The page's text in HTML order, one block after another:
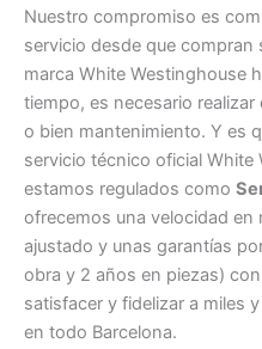
Nuestro compromiso es
servicio desde que
marca White Westinghouse
tiempo, es necesario
o bien mantenimiento. Y es
servicio técnico oficial White
estamos regulados como
ofrecemos una velocidad en
ajustado y unas garantías
obra y 2 años en piezas)
satisfacer y fidelizar a miles
en todo Barcelona.